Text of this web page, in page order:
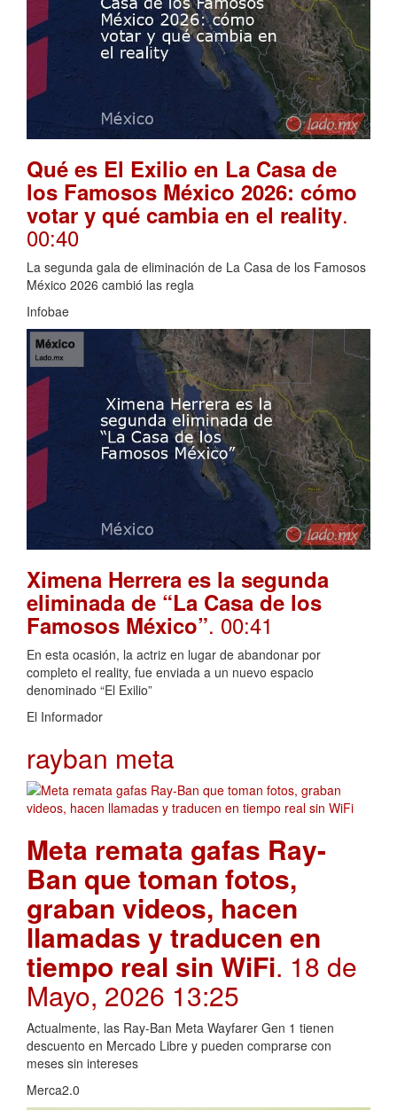
Qué es El Exilio en La Casa de
los Famosos México 2026: cómo
votar y qué cambia en el reality.
00:40
La segunda gala de eliminación de La Casa de los Famosos
México 2026 cambió las regla
Infobae
Ximena Herrera es la segunda
eliminada de “La Casa de los
Famosos México”. 00:41
En esta ocasión, la actriz en lugar de abandonar por
completo el reality, fue enviada a un nuevo espacio
denominado “El Exilio”
El Informador
rayban meta
Meta remata gafas Ray-
Ban que toman fotos,
graban videos, hacen
llamadas y traducen en
tiempo real sin WiFi. 18 de
Mayo, 2026 13:25
Actualmente, las Ray-Ban Meta Wayfarer Gen 1 tienen
descuento en Mercado Libre y pueden comprarse con
meses sin intereses
Merca2.0